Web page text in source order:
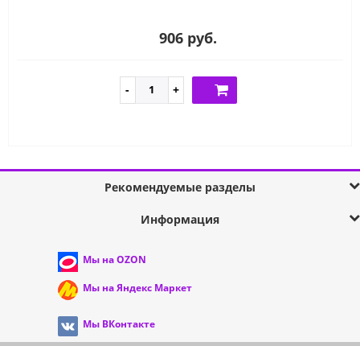
906 руб.
Рекомендуемые разделы
Информация
Мы на OZON
Мы на Яндекс Маркет
Мы ВКонтакте